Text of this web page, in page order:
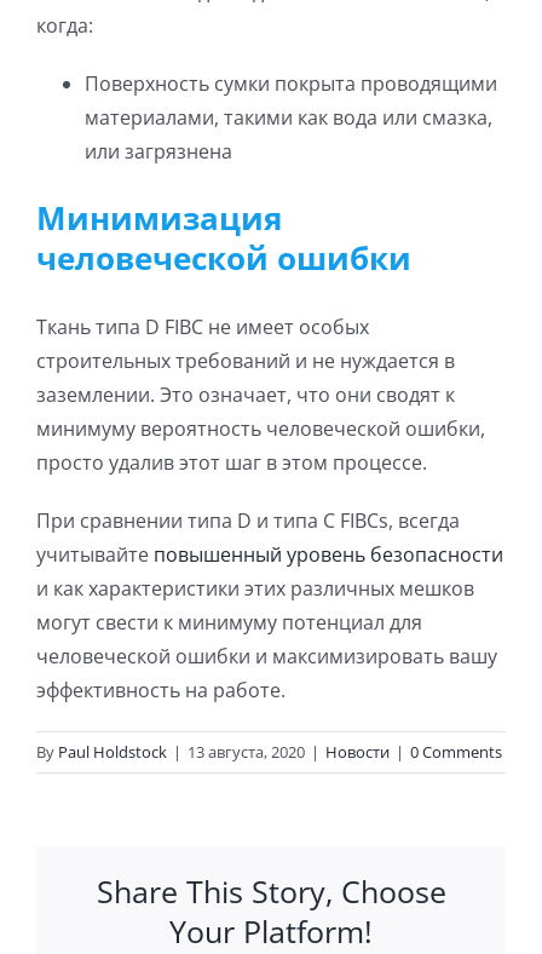
когда:
Поверхность сумки покрыта проводящими
материалами, такими как вода или смазка,
или загрязнена
Минимизация
человеческой ошибки
Ткань типа D FIBC не имеет особых
строительных требований и не нуждается в
заземлении. Это означает, что они сводят к
минимуму вероятность человеческой ошибки,
просто удалив этот шаг в этом процессе.
При сравнении типа D и типа C FIBCs, всегда
учитывайте повышенный уровень безопасности
и как характеристики этих различных мешков
могут свести к минимуму потенциал для
человеческой ошибки и максимизировать вашу
эффективность на работе.
By Paul Holdstock | 13 августа, 2020 | Новости | 0 Comments
Share This Story, Choose
Your Platform!